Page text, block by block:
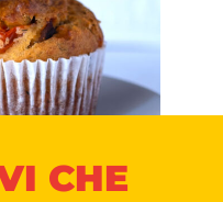
CHE